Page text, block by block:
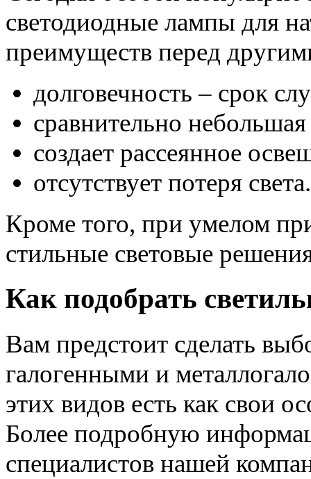
светодиодные лампы для
преимуществ перед
долговечность – срок
сравнительно
создает рассеянное
отсутствует потеря света.
Кроме того, при умелом
стильные световые
Как подобрать
Вам предстоит сделать
галогенными и
этих видов есть как свои
Более подробную
специалистов нашей